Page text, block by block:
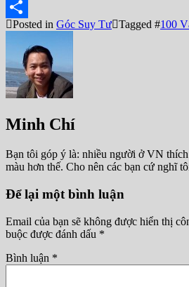
Reddit
Share
Posted in Góc Suy Tư Tagged #100
Minh Chí
Bạn tôi góp ý là: nhiều người ở VN
màu hơn thế. Cho nên các bạn cứ nghĩ
Để lại một bình luận
Email của bạn sẽ không được hiển thị
buộc được đánh dấu *
Bình luận *